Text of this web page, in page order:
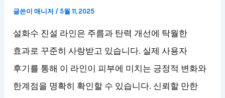
글쓴이매니저 / 5월 11, 2025
설화수 진설 라인은 주름과 탄력 개선에 탁월한
효과로 꾸준히 사랑받고 있습니다. 실제 사용자
후기를 통해 이 라인이 피부에 미치는 긍정적 변화와
한계점을 명확히 확인할 수 있습니다. 신뢰할 만한